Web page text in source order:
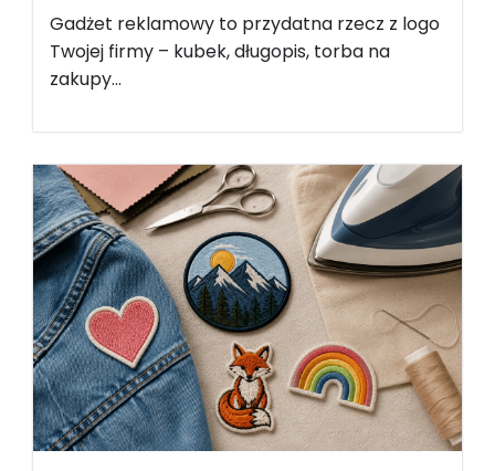
Gadżet reklamowy to przydatna rzecz z logo
Twojej firmy – kubek, długopis, torba na
zakupy...